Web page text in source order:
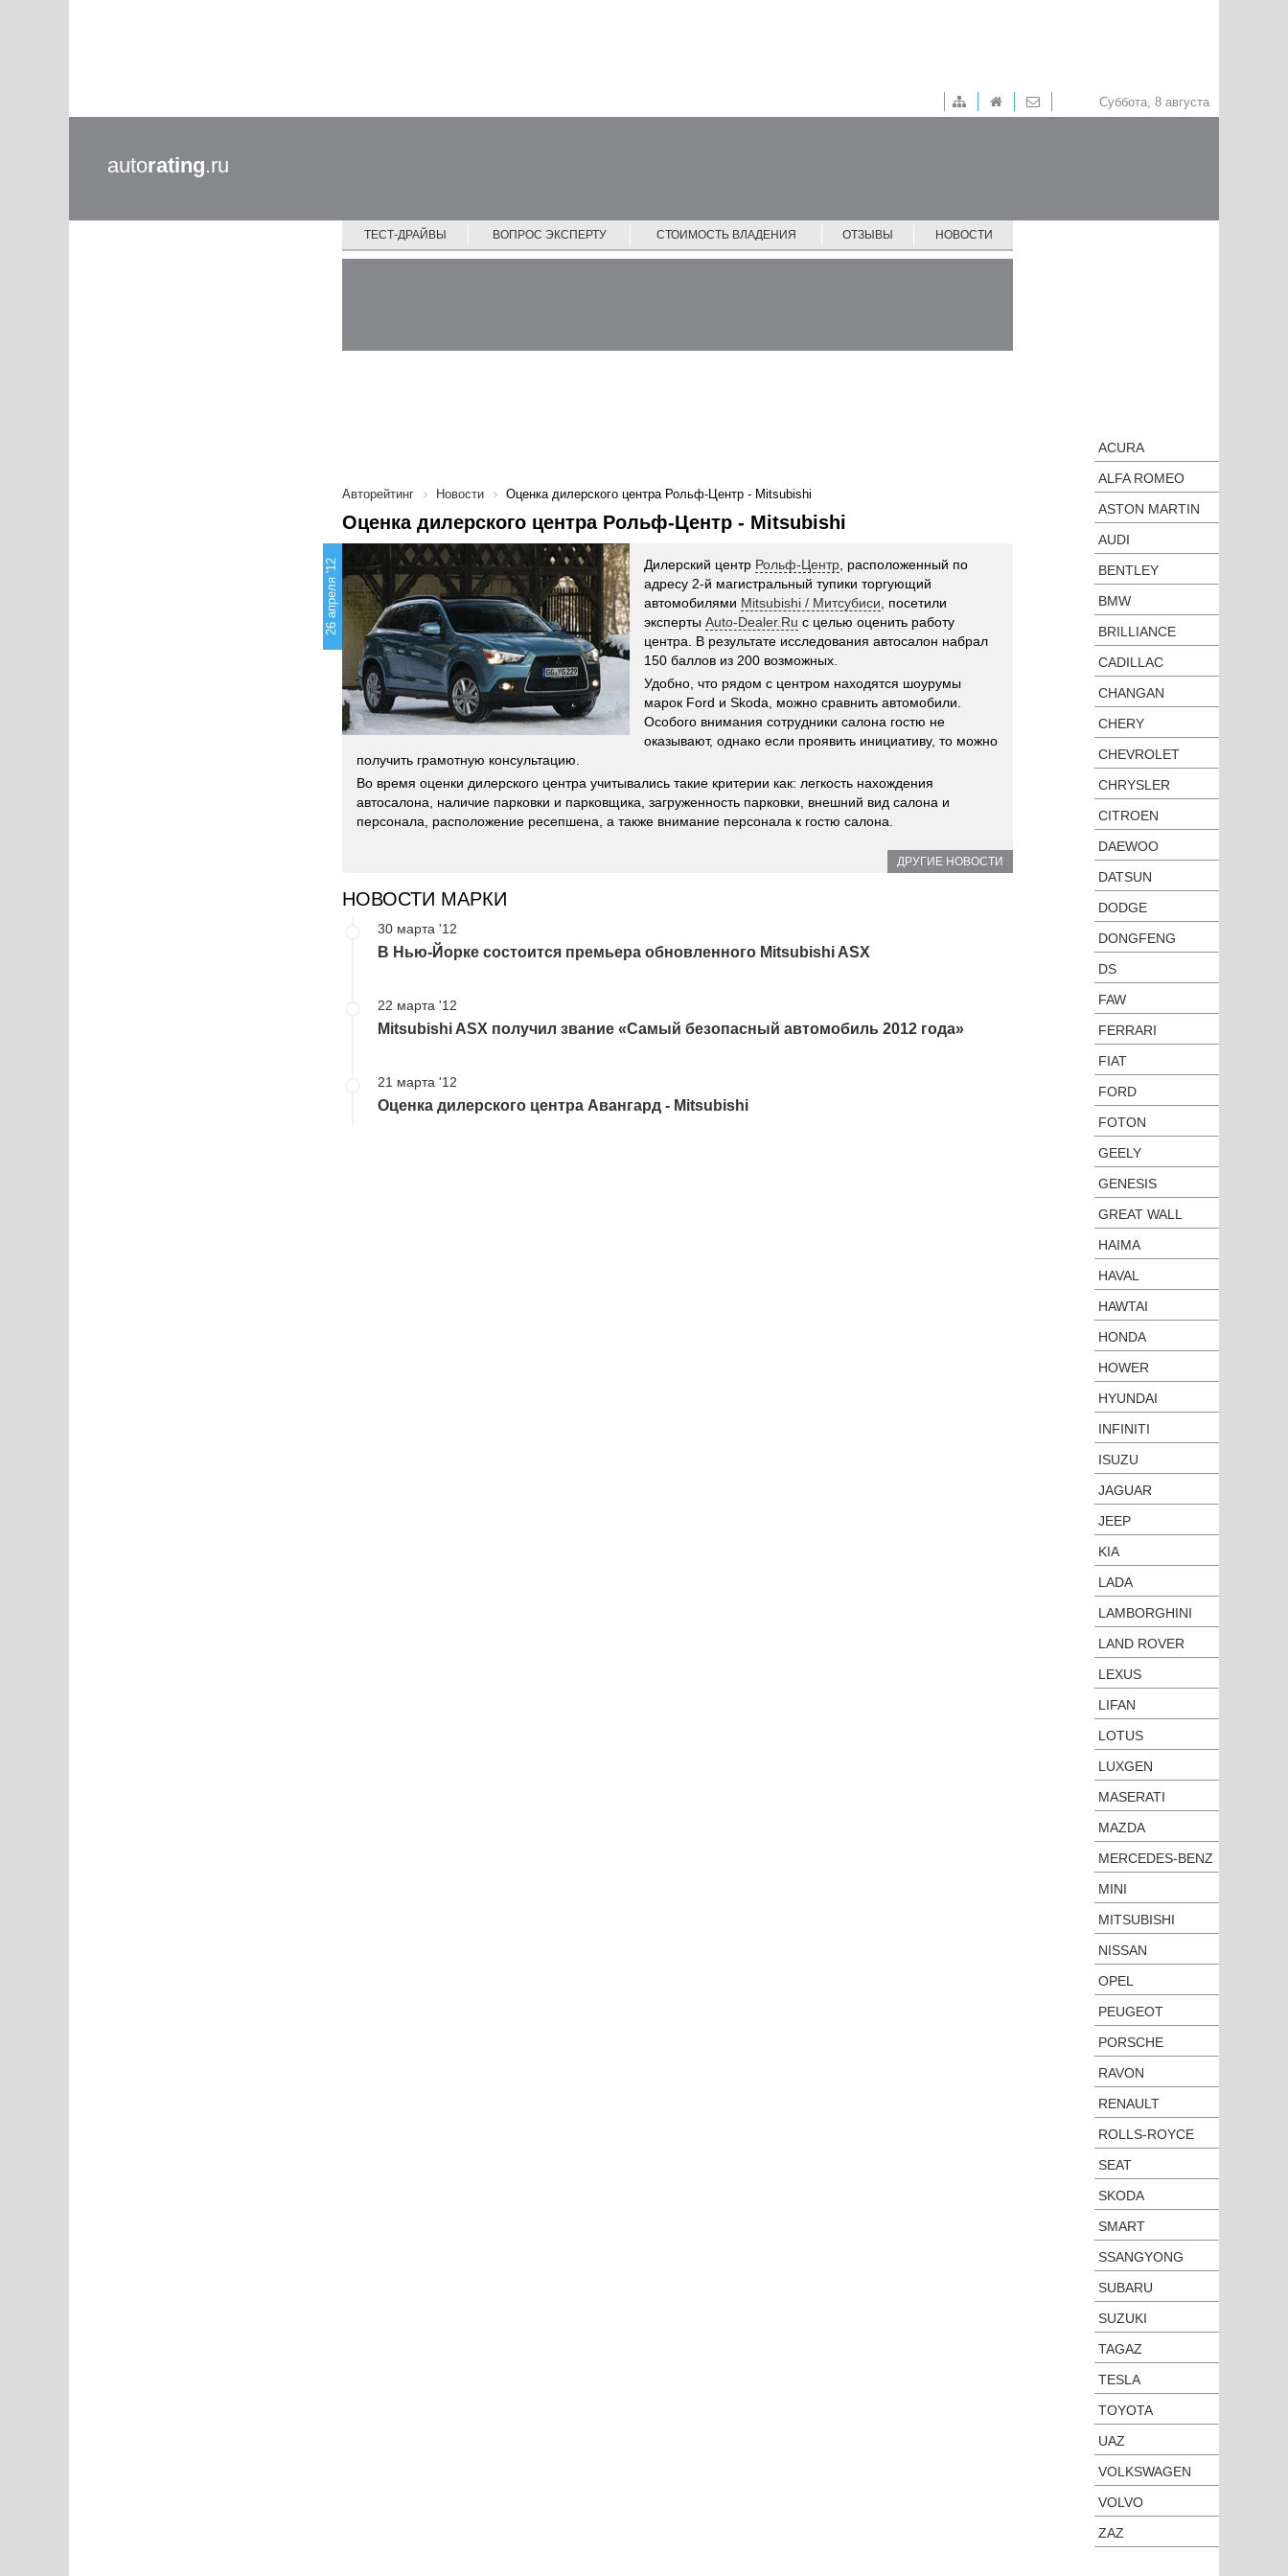
Суббота, 8 августа
autorating.ru
ТЕСТ-ДРАЙВЫ ВОПРОС ЭКСПЕРТУ СТОИМОСТЬ ВЛАДЕНИЯ ОТЗЫВЫ НОВОСТИ
Авторейтинг Новости Оценка дилерского центра Рольф-Центр - Mitsubishi
Оценка дилерского центра Рольф-Центр - Mitsubishi
26 апреля '12 Дилерский центр Рольф-Центр , расположенный по
адресу 2-й магистральный тупики торгующий
автомобилями Mitsubishi / Митсубиси , посетили
эксперты Auto-Dealer.Ru с целью оценить работу
центра. В результате исследования автосалон набрал
150 баллов из 200 возможных.
Удобно, что рядом с центром находятся шоурумы
марок Ford и Skoda, можно сравнить автомобили.
Особого внимания сотрудники салона гостю не
оказывают, однако если проявить инициативу, то можно
получить грамотную консультацию.
Во время оценки дилерского центра учитывались такие критерии как: легкость нахождения
автосалона, наличие парковки и парковщика, загруженность парковки, внешний вид салона и
персонала, расположение ресепшена, а также внимание персонала к гостю салона.
ДРУГИЕ НОВОСТИ
НОВОСТИ МАРКИ
30 марта '12
В Нью-Йорке состоится премьера обновленного Mitsubishi ASX
22 марта '12
Mitsubishi ASX получил звание «Самый безопасный автомобиль 2012 года»
21 марта '12
Оценка дилерского центра Авангард - Mitsubishi
ACURA
ALFA ROMEO
ASTON MARTIN
AUDI
BENTLEY
BMW
BRILLIANCE
CADILLAC
CHANGAN
CHERY
CHEVROLET
CHRYSLER
CITROEN
DAEWOO
DATSUN
DODGE
DONGFENG
DS
FAW
FERRARI
FIAT
FORD
FOTON
GEELY
GENESIS
GREAT WALL
HAIMA
HAVAL
HAWTAI
HONDA
HOWER
HYUNDAI
INFINITI
ISUZU
JAGUAR
JEEP
KIA
LADA
LAMBORGHINI
LAND ROVER
LEXUS
LIFAN
LOTUS
LUXGEN
MASERATI
MAZDA
MERCEDES-BENZ
MINI
MITSUBISHI
NISSAN
OPEL
PEUGEOT
PORSCHE
RAVON
RENAULT
ROLLS-ROYCE
SEAT
SKODA
SMART
SSANGYONG
SUBARU
SUZUKI
TAGAZ
TESLA
TOYOTA
UAZ
VOLKSWAGEN
VOLVO
ZAZ